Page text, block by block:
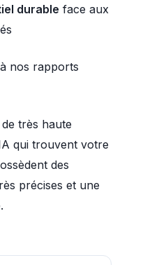
durable face aux
nos rapports
très haute
qui trouvent votre
des
précises et une